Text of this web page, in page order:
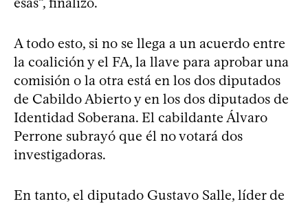
A todo esto, si no se llega a un acuerdo entre
la coalición y el FA, la llave para aprobar una
comisión o la otra está en los dos diputados
de Cabildo Abierto y en los dos diputados de
Identidad Soberana. El cabildante Álvaro
Perrone subrayó que él no votará dos
investigadoras.
En tanto, el diputado Gustavo Salle, líder de